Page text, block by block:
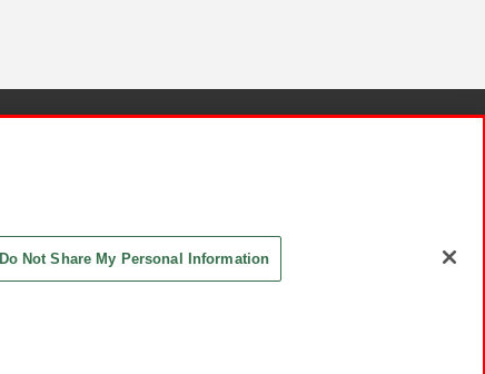
Do Not Share My Personal Information